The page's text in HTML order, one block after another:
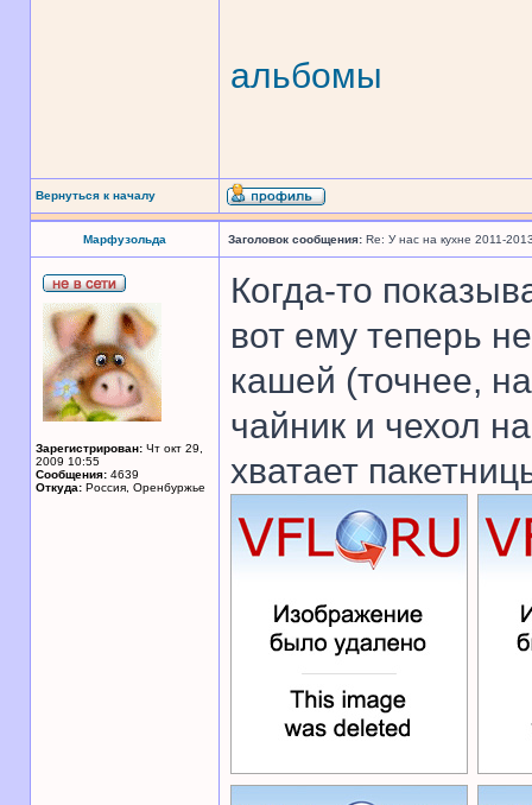
альбомы
Вернуться к началу
Марфузольда Заголовок сообщения: Re: У нас на кухне 2011-
Зарегистрирован: Чт окт 29,
2009 10:55
Сообщения: 4639
Откуда: Россия, Оренбуржье
Когда-то
вот ему теперь
кашей (точнее,
чайник и чехол
хватает